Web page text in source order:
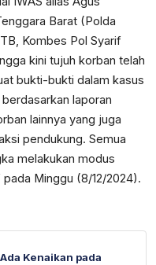
Barat (Polda
Kombes Pol Syarif
kini tujuh korban telah
bukti-bukti dalam kasus
laporan
lainnya yang juga
pendukung. Semua
melakukan modus
Minggu (8/12/2024).
Kenaikan pada